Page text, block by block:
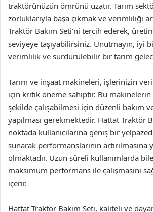
traktörünüzün ömrünü uzatır. Tarım
zorluklarıyla başa çıkmak ve verimliliği
Traktör Bakım Seti’ni tercih ederek,
seviyeye taşıyabilirsiniz. Unutmayın, iyi
verimlilik ve sürdürülebilir bir tarım
Tarım ve inşaat makineleri, işlerinizin
için kritik öneme sahiptir. Bu
şekilde çalışabilmesi için düzenli bakım
yapılması gerekmektedir. Hattat Traktör
noktada kullanıcılarına geniş bir
sunarak performanslarının artırılmasına
olmaktadır. Uzun süreli kullanımlarda
maksimum performans ile çalışmasını
içerir.
Hattat Traktör Bakım Seti, kaliteli ve